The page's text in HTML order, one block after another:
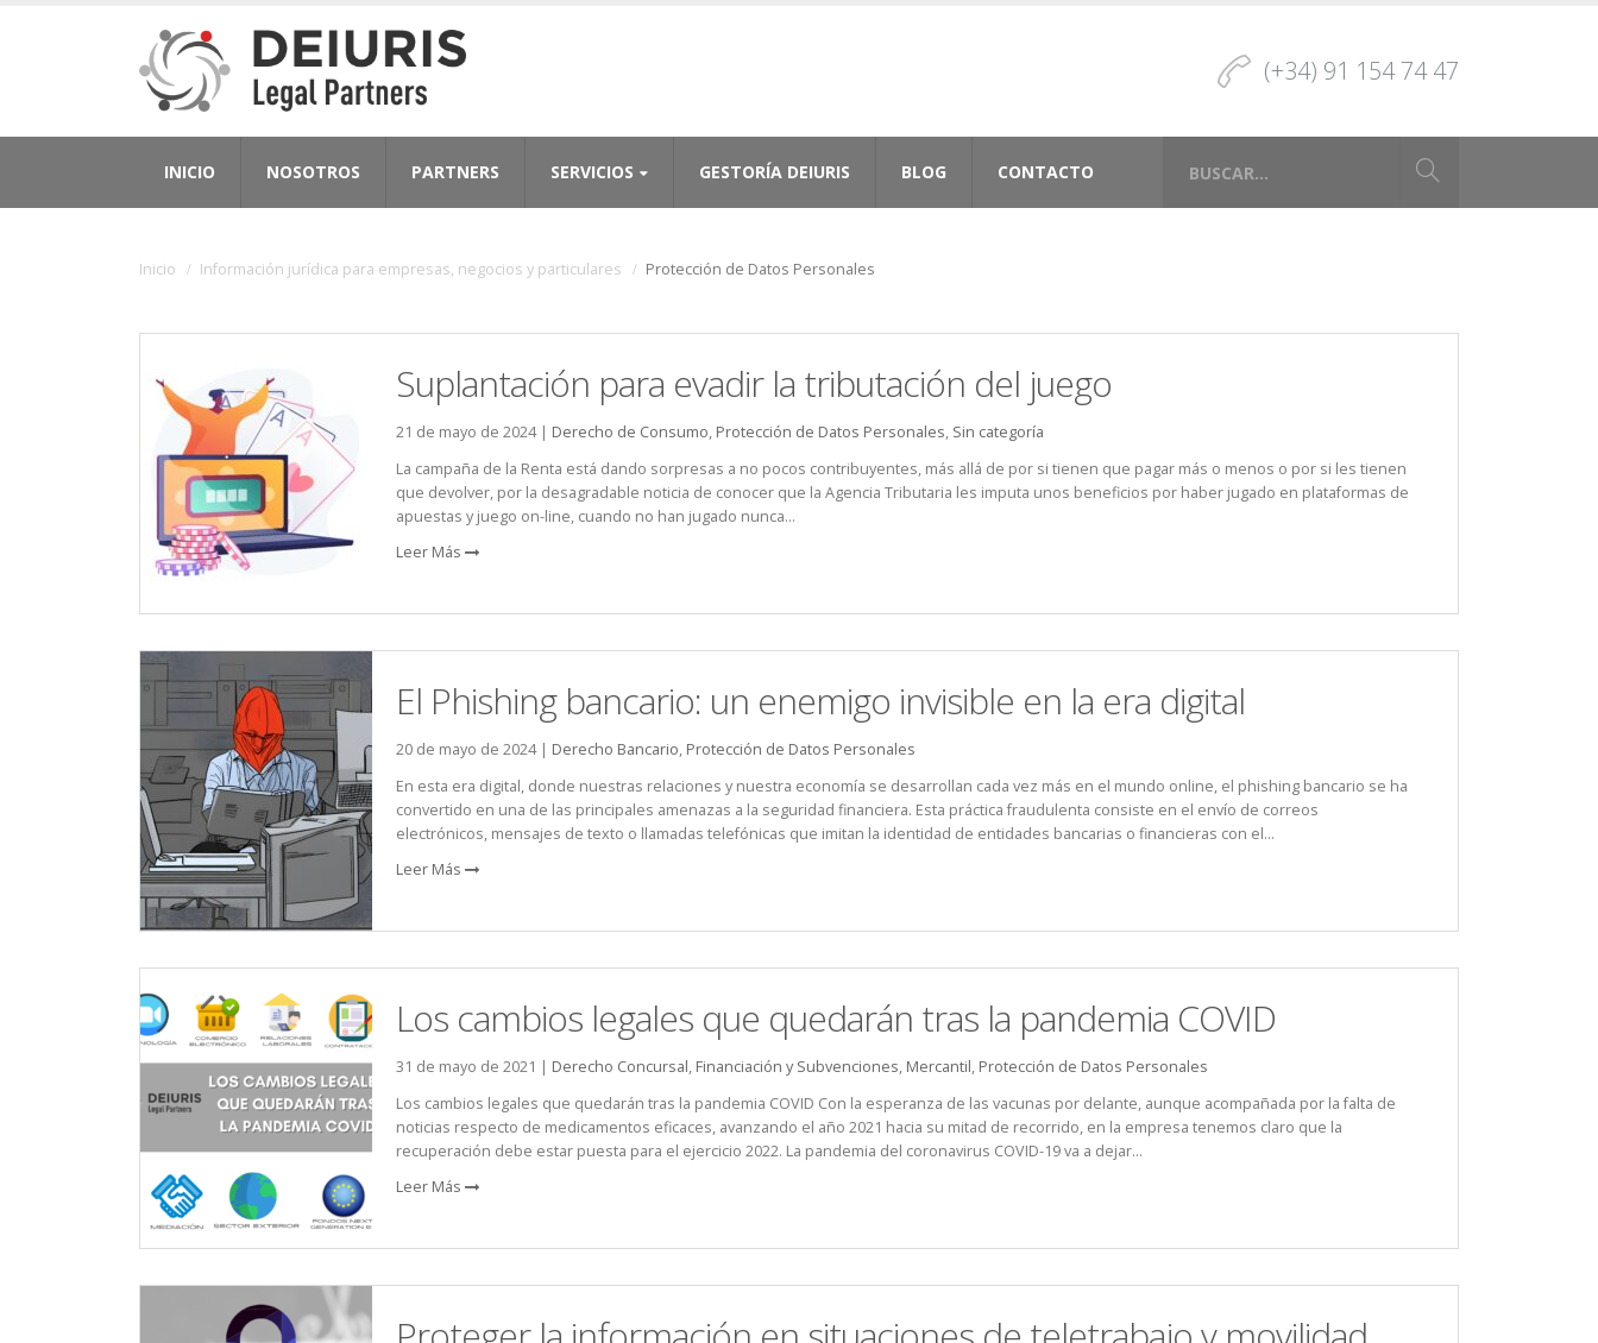
(+34) 91 154 74 47
INICIO NOSOTROS PARTNERS SERVICIOS GESTORÍA DEIURIS BLOG CONTACTO
Inicio Información jurídica para empresas, negocios y particulares Protección de Datos Personales
Suplantación para evadir la tributación del juego
21 de mayo de 2024 | Derecho de Consumo, Protección de Datos Personales, Sin categoría
La campaña de la Renta está dando sorpresas a no pocos contribuyentes, más allá de por si tienen que pagar más o menos o por si les tienen
que devolver, por la desagradable noticia de conocer que la Agencia Tributaria les imputa unos beneficios por haber jugado en plataformas de
apuestas y juego on-line, cuando no han jugado nunca...
Leer Más
El Phishing bancario: un enemigo invisible en la era digital
20 de mayo de 2024 | Derecho Bancario, Protección de Datos Personales
En esta era digital, donde nuestras relaciones y nuestra economía se desarrollan cada vez más en el mundo online, el phishing bancario se ha
convertido en una de las principales amenazas a la seguridad financiera. Esta práctica fraudulenta consiste en el envío de correos
electrónicos, mensajes de texto o llamadas telefónicas que imitan la identidad de entidades bancarias o financieras con el...
Leer Más
Los cambios legales que quedarán tras la pandemia COVID
31 de mayo de 2021 | Derecho Concursal, Financiación y Subvenciones, Mercantil, Protección de Datos Personales
Los cambios legales que quedarán tras la pandemia COVID Con la esperanza de las vacunas por delante, aunque acompañada por la falta de
noticias respecto de medicamentos eficaces, avanzando el año 2021 hacia su mitad de recorrido, en la empresa tenemos claro que la
recuperación debe estar puesta para el ejercicio 2022. La pandemia del coronavirus COVID-19 va a dejar...
Leer Más